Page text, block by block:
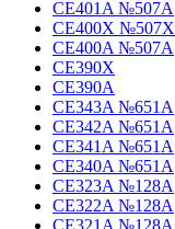
CE401A №507A
CE400X №507X
CE400A №507A
CE390X
CE390A
CE343A №651A
CE342A №651A
CE341A №651A
CE340A №651A
CE323A №128A
CE322A №128A